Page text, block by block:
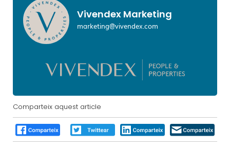
Vivendex Marketing
marketing@vivendex.com
Comparteix aquest article